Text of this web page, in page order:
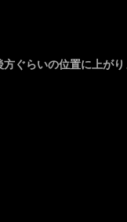
ぐらいの位置に上が